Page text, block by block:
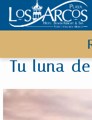
Tu luna